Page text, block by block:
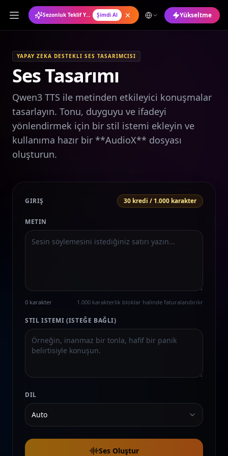
Sezonluk Teklif Yıllık Plan %50 İndirimli Şimdi Al Yükseltme
YAPAY ZEKA DESTEKLI SES TASARIMCISI
Ses Tasarımı
Qwen3 TTS ile metinden etkileyici konuşmalar
tasarlayın. Tonu, duyguyu ve ifadeyi
yönlendirmek için bir stil istemi ekleyin ve
kullanıma hazır bir **AudioX** dosyası
oluşturun.
GIRIŞ 30 kredi / 1.000 karakter
METIN
0 karakter 1.000 karakterlik bloklar halinde faturalandırılır
STIL ISTEMI (ISTEĞE BAĞLI)
DIL
Auto
Ses Oluştur